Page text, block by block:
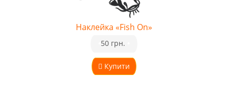
Наклейка «Fish On»
Купити
50 грн.